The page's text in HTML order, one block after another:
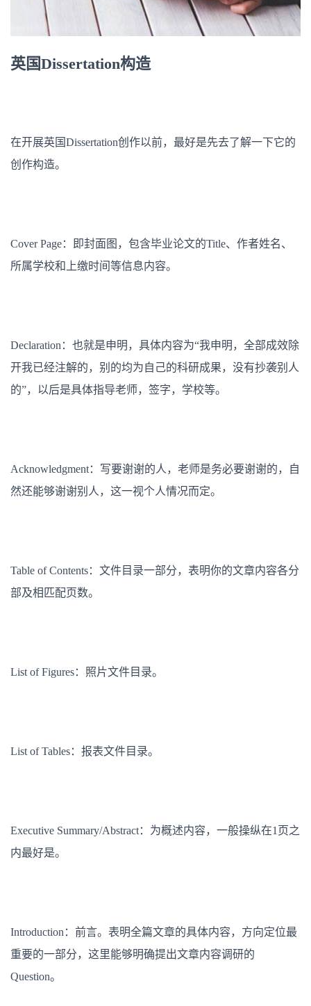
英国Dissertation构造
在开展英国Dissertation创作以前，最好是先去了解一下它的
创作构造。
Cover Page：即封面图，包含毕业论文的Title、作者姓名、
所属学校和上缴时间等信息内容。
Declaration：也就是申明，具体内容为“我申明，全部成效除
开我已经注解的，别的均为自己的科研成果，没有抄袭别人
的”，以后是具体指导老师，签字，学校等。
Acknowledgment：写要谢谢的人，老师是务必要谢谢的，自
然还能够谢谢别人，这一视个人情况而定。
Table of Contents：文件目录一部分，表明你的文章内容各分
部及相匹配页数。
List of Figures：照片文件目录。
List of Tables：报表文件目录。
Executive Summary/Abstract：为概述内容，一般操纵在1页之
内最好是。
Introduction：前言。表明全篇文章的具体内容，方向定位最
重要的一部分，这里能够明确提出文章内容调研的
Question。